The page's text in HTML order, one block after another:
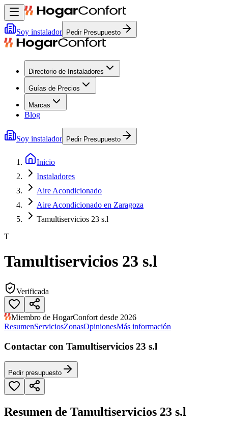
Soy instalador Pedir Presupuesto
Directorio de Instaladores
Guías de Precios
Marcas
Blog
Soy instalador Pedir Presupuesto
Inicio
Instaladores
Aire Acondicionado
Aire Acondicionado en Zaragoza
Tamultiservicios 23 s.l
T
Tamultiservicios 23 s.l
Verificada
Miembro de HogarConfort desde 2026
ResumenServiciosZonasOpinionesMás información
Contactar con Tamultiservicios 23 s.l
Pedir presupuesto
Resumen de Tamultiservicios 23 s.l